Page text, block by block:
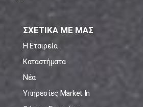
ΣΧΕΤΙΚΑ ΜΕ ΜΑΣ
Η Εταιρεία
Καταστήματα
Νέα
Υπηρεσίες Market In